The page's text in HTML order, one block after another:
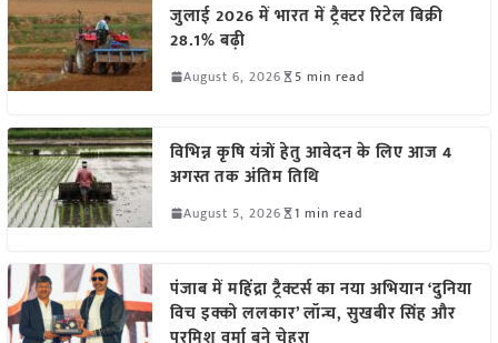
जुलाई 2026 में भारत में ट्रैक्टर रिटेल बिक्री
28.1% बढ़ी
August 6, 2026 5 min read
विभिन्न कृषि यंत्रों हेतु आवेदन के लिए आज 4
अगस्त तक अंतिम तिथि
August 5, 2026 1 min read
पंजाब में महिंद्रा ट्रैक्टर्स का नया अभियान ‘दुनिया
विच इक्को ललकार’ लॉन्च, सुखबीर सिंह और